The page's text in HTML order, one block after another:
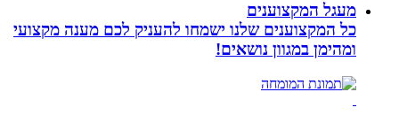
מעגל המקצוענים
כל המקצוענים שלנו ישמחו להעניק לכם מענה מקצועי
ומהימן במגוון נושאים!